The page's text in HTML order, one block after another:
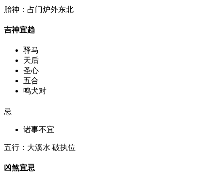
胎神：占门炉外东北
吉神宜趋
驿马
天后
圣心
五合
鸣犬对
忌
诸事不宜
五行：大溪水 破执位
凶煞宜忌